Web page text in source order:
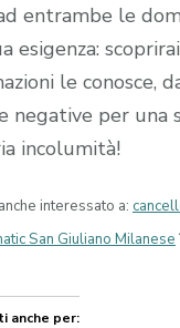
entrambe le
esigenza:
le conosce,
negative per
incolumità!
interessato a:
San Giuliano Milanese
anche per: